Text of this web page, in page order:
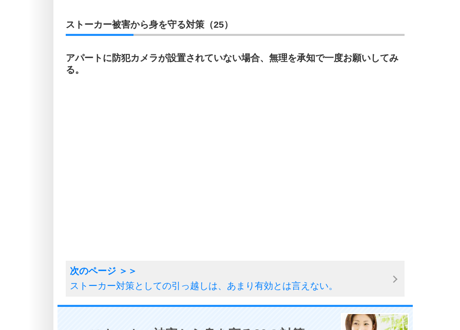
ストーカー被害から身を守る対策（25）
アパートに防犯カメラが設置されていない場合、無理を承知で一度お願いしてみ
る。
ストーカー対策としての引っ越しは、あまり有効とは言えない。